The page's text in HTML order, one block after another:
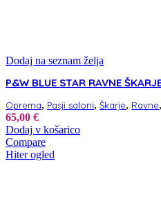
Dodaj na seznam želja
P&W BLUE STAR RAVNE
Oprema, Pasji saloni, Škarje, Ravne,
65,00 €
Dodaj v košarico
Compare
Hiter ogled